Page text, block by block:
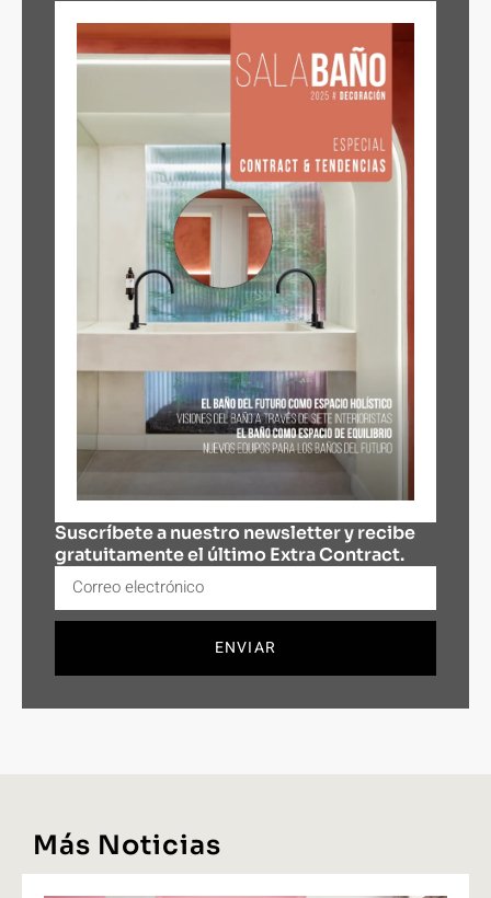
Suscríbete a nuestro newsletter y recibe
gratuitamente el último Extra Contract.
ENVIAR
Más Noticias